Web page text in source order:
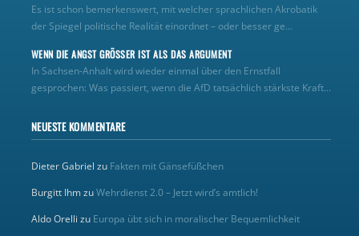
Es ist schon bemerkenswert, mit welcher sprachlichen Akrobatik
der Spiegel politische Realität einordnet – oder besser ge...
WENN DIE ANGST GRÖSSER IST ALS DAS ARGUMENT
In Sachsen-Anhalt wird wieder einmal über den Ernstfall
gesprochen: Was passiert, wenn die AfD tatsächlich stärkste Kraft...
NEUESTE KOMMENTARE
Dieter Gabriel zu Fakten mit Gänsefüßchen
Burgitt IhmzuWehrdienst 2.0 – Jetzt wird’s amtlich!
Aldo Orelli zu Europa übt sich in moralischer Bequemlichkeit